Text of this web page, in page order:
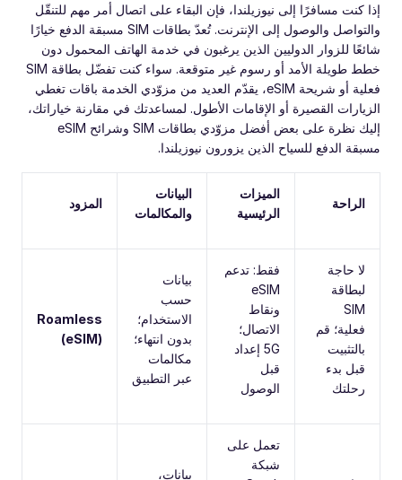
إذا كنت مسافرًا إلى نيوزيلندا، فإن البقاء على اتصال أمر مهم للتنقّل
والتواصل والوصول إلى الإنترنت. تُعدّ بطاقات SIM مسبقة الدفع خيارًا
شائعًا للزوار الدوليين الذين يرغبون في خدمة الهاتف المحمول دون
خطط طويلة الأمد أو رسوم غير متوقعة. سواء كنت تفضّل بطاقة SIM
فعلية أو شريحة eSIM، يقدّم العديد من مزوّدي الخدمة باقات تغطي
الزيارات القصيرة أو الإقامات الأطول. لمساعدتك في مقارنة خياراتك،
إليك نظرة على بعض أفضل مزوّدي بطاقات SIM وشرائح eSIM
مسبقة الدفع للسياح الذين يزورون نيوزيلندا.
الراحة
الميزات
الرئيسية
البيانات
والمكالمات
المزود
لا حاجة
لبطاقة
SIM
فعلية؛ قم
بالتثبيت
قبل بدء
رحلتك
فقط: تدعم
eSIM
ونقاط
الاتصال؛
5G إعداد
قبل
الوصول
بيانات
حسب
الاستخدام؛
بدون انتهاء؛
مكالمات
عبر التطبيق
Roamless
(eSIM)
تعمل على
شبكة
بيانات،